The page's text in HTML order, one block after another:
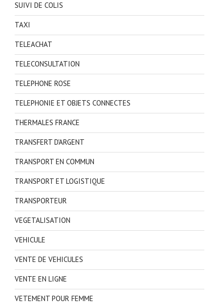
SUIVI DE COLIS
TAXI
TELEACHAT
TELECONSULTATION
TELEPHONE ROSE
TELEPHONIE ET OBJETS CONNECTES
THERMALES FRANCE
TRANSFERT D'ARGENT
TRANSPORT EN COMMUN
TRANSPORT ET LOGISTIQUE
TRANSPORTEUR
VEGETALISATION
VEHICULE
VENTE DE VEHICULES
VENTE EN LIGNE
VETEMENT POUR FEMME